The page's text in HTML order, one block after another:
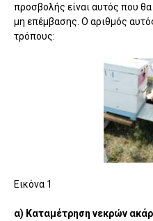
προσβολής είναι αυτός που
μη επέμβασης. Ο αριθμός
τρόπους:
Εικόνα 1
α) Καταμέτρηση νεκρών